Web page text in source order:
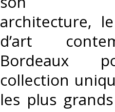
architecture,
d’art
Bordeaux
collection
les plus